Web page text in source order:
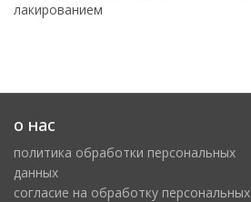
лакированием
о нас
политика обработки персональных
данных
cогласие на обработку персональных